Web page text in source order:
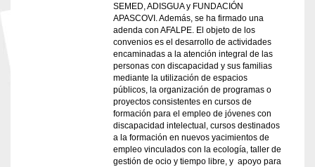
SEMED, ADISGUA y FUNDACIÓN
APASCOVI. Además, se ha firmado una
adenda con AFALPE. El objeto de los
convenios es el desarrollo de actividades
encaminadas a la atención integral de las
personas con discapacidad y sus familias
mediante la utilización de espacios
públicos, la organización de programas o
proyectos consistentes en cursos de
formación para el empleo de jóvenes con
discapacidad intelectual, cursos destinados
a la formación en nuevos yacimientos de
empleo vinculados con la ecología, taller de
gestión de ocio y tiempo libre, y apoyo para